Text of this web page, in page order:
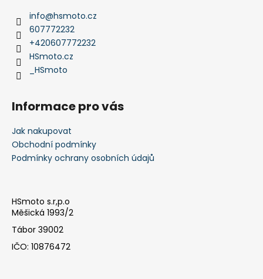
info@hsmoto.cz
607772232
+420607772232
HSmoto.cz
_HSmoto
Informace pro vás
Jak nakupovat
Obchodní podmínky
Podmínky ochrany osobních údajů
HSmoto s.r,p.o
Měšická 1993/2
Tábor 39002
IČO: 10876472